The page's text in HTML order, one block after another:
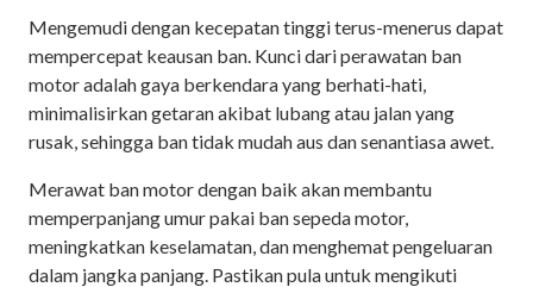
Mengemudi dengan kecepatan tinggi terus-menerus dapat
mempercepat keausan ban. Kunci dari perawatan ban
motor adalah gaya berkendara yang berhati-hati,
minimalisirkan getaran akibat lubang atau jalan yang
rusak, sehingga ban tidak mudah aus dan senantiasa awet.
Merawat ban motor dengan baik akan membantu
memperpanjang umur pakai ban sepeda motor,
meningkatkan keselamatan, dan menghemat pengeluaran
dalam jangka panjang. Pastikan pula untuk mengikuti